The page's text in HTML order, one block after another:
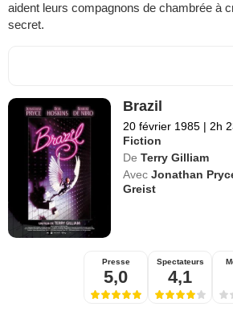
aident leurs compagnons de chambrée à
secret.
Brazil
20 février 1985 | 2h
Fiction
De Terry Gilliam
Avec Jonathan
Greist
Presse
5,0
Spectateurs
4,1